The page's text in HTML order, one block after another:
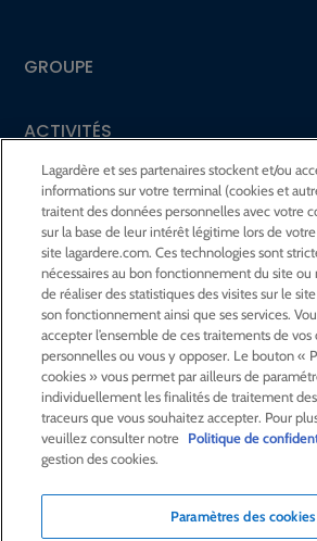
GROUPE
ACTIVITÉS
ACTIONNAIRES &INVESTISSEURS
LA RSECHEZ LAGARDÈRE
LA FONDATIONJEAN‑LUC
CENTRE PRESSE
NOUS REJOINDRE
Lagardère et ses partenaires stockent et/ou
informations sur votre terminal (cookies et
traitent des données personnelles avec votre
sur la base de leur intérêt légitime lors de
site lagardere.com. Ces technologies sont
nécessaires au bon fonctionnement du site
de réaliser des statistiques des visites sur le
son fonctionnement ainsi que ses services.
accepter l’ensemble de ces traitements de vos
personnelles ou vous y opposer. Le bouton «
cookies » vous permet par ailleurs de
individuellement les finalités de traitement
traceurs que vous souhaitez accepter. Pour
veuillez consulter notre Politique de
gestion des cookies.
Paramètres des cookies